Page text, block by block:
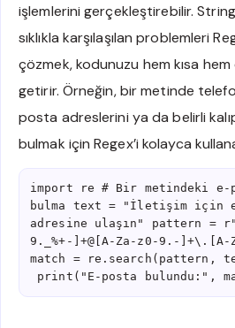
işlemlerini gerçekleştirebilir.
sıklıkla karşılaşılan problemleri
çözmek, kodunuzu hem kısa
getirir. Örneğin, bir metinde
posta adreslerini ya da belirli
bulmak için Regex’i kolayca
import re # Bir metindeki
bulma text = "İletişim için
adresine ulaşın" pattern =
9._%+-]+@[A-Za-z0-9.-
match =
print("E-posta bulundu:",